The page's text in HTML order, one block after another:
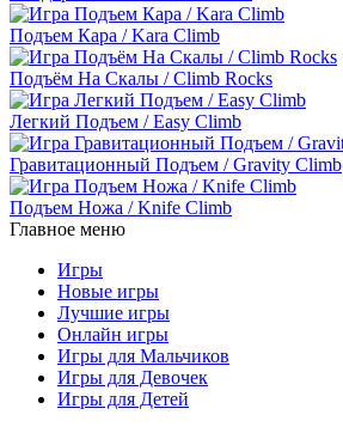
Подъем Кара / Kara Climb
Подъём На Скалы / Climb Rocks
Легкий Подъем / Easy Climb
Гравитационный Подъем / Gravity Climb
Подъем Ножа / Knife Climb
Главное меню
Игры
Новые игры
Лучшие игры
Онлайн игры
Игры для Мальчиков
Игры для Девочек
Игры для Детей